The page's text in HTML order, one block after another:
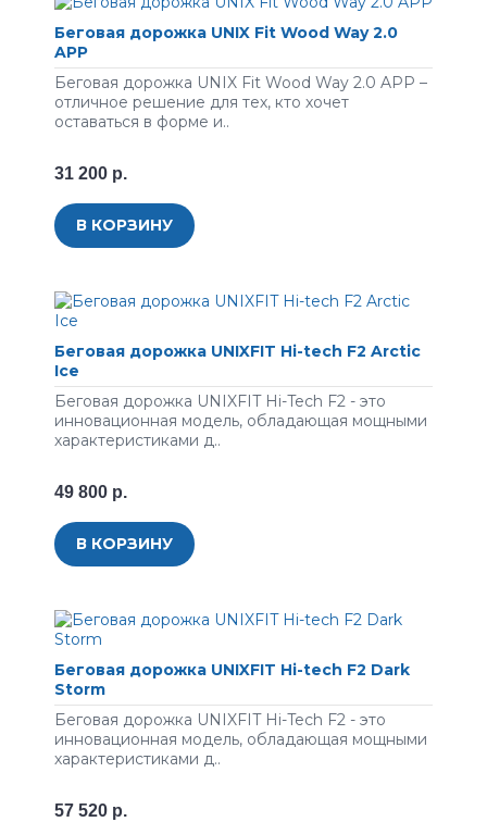
Беговая дорожка UNIX Fit Wood Way 2.0
APP
Беговая дорожка UNIX Fit Wood Way 2.0 APP –
отличное решение для тех, кто хочет
оставаться в форме и..
31 200 р.
В КОРЗИНУ
Беговая дорожка UNIXFIT Hi-tech F2 Arctic
Ice
Беговая дорожка UNIXFIT Hi-Tech F2 - это
инновационная модель, обладающая мощными
характеристиками д..
49 800 р.
В КОРЗИНУ
Беговая дорожка UNIXFIT Hi-tech F2 Dark
Storm
Беговая дорожка UNIXFIT Hi-Tech F2 - это
инновационная модель, обладающая мощными
характеристиками д..
57 520 р.